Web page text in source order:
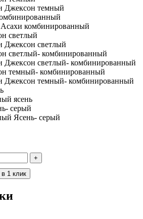
Джексон темный
комбинированный
Джексон светлый
Джексон светлый- комбинированный
Джексон темный- комбинированный
ясень
Ясень- серый
+
в 1 клик